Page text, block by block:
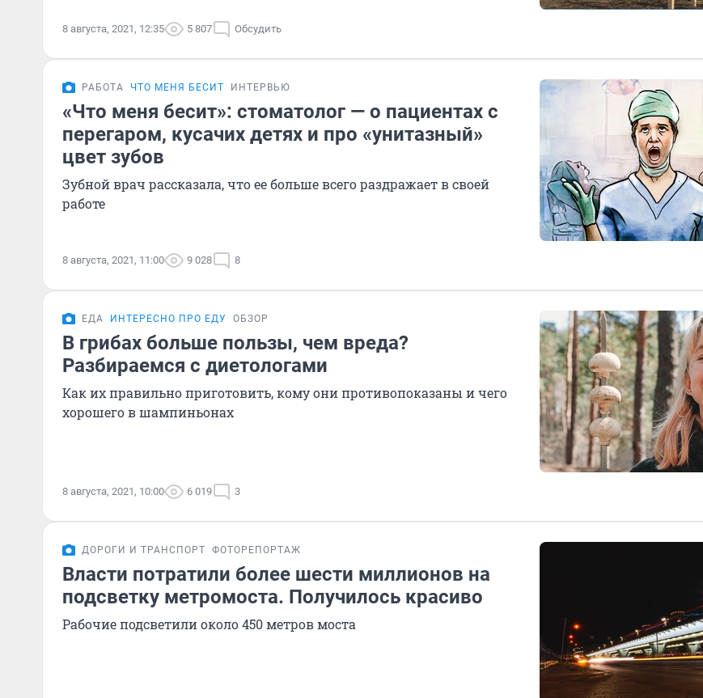
8 августа, 2021, 12:35 5 807 Обсудить
РАБОТА ЧТО МЕНЯ БЕСИТ ИНТЕРВЬЮ
«Что меня бесит»: стоматолог — о пациентах с
перегаром, кусачих детях и про «унитазный»
цвет зубов
Зубной врач рассказала, что ее больше всего раздражает в своей
работе
8 августа, 2021, 11:00 9 028 8
ЕДА ИНТЕРЕСНО ПРО ЕДУ ОБЗОР
В грибах больше пользы, чем вреда?
Разбираемся с диетологами
Как их правильно приготовить, кому они противопоказаны и чего
хорошего в шампиньонах
8 августа, 2021, 10:00 6 019 3
ДОРОГИ И ТРАНСПОРТ ФОТОРЕПОРТАЖ
Власти потратили более шести миллионов на
подсветку метромоста. Получилось красиво
Рабочие подсветили около 450 метров моста